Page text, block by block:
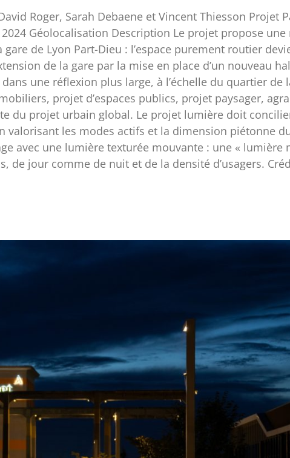
Roger, Sarah Debaene et Vincent Thiesson Projet
Géolocalisation Description Le projet propose
de Lyon Part-Dieu : l’espace purement routier
de la gare par la mise en place d’un nouveau
une réflexion plus large, à l’échelle du quartier de
projet d’espaces publics, projet paysager,
du projet urbain global. Le projet lumière doit
valorisant les modes actifs et la dimension piétonne
avec une lumière texturée mouvante : une « lumière
de jour comme de nuit et de la densité d’usagers.